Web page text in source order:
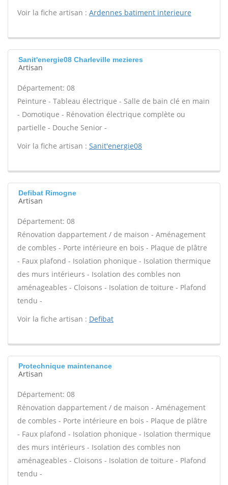
Voir la fiche artisan : Ardennes batiment interieure
Sanit'energie08 Charleville mezieres
Artisan
Département: 08
Peinture - Tableau électrique - Salle de bain clé en main
- Domotique - Rénovation électrique complète ou
partielle - Douche Senior -
Voir la fiche artisan : Sanit'energie08
Defibat Rimogne
Artisan
Département: 08
Rénovation dappartement / de maison - Aménagement
de combles - Porte intérieure en bois - Plaque de plâtre
- Faux plafond - Isolation phonique - Isolation thermique
des murs intérieurs - Isolation des combles non
aménageables - Cloisons - Isolation de toiture - Plafond
tendu -
Voir la fiche artisan : Defibat
Protechnique maintenance
Artisan
Département: 08
Rénovation dappartement / de maison - Aménagement
de combles - Porte intérieure en bois - Plaque de plâtre
- Faux plafond - Isolation phonique - Isolation thermique
des murs intérieurs - Isolation des combles non
aménageables - Cloisons - Isolation de toiture - Plafond
tendu -